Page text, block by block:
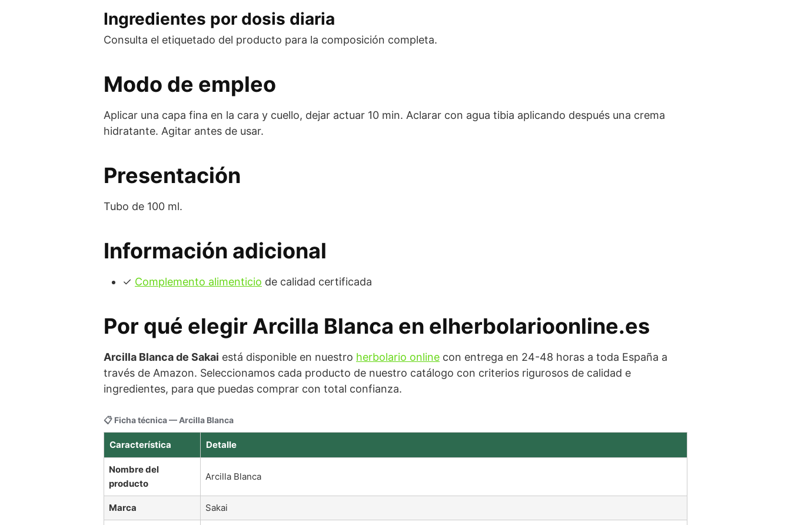
Ingredientes por dosis diaria
Consulta el etiquetado del producto para la composición completa.
Modo de empleo
Aplicar una capa fina en la cara y cuello, dejar actuar 10 min. Aclarar con agua tibia aplicando después una crema
hidratante. Agitar antes de usar.
Presentación
Tubo de 100 ml.
Información adicional
✓ Complemento alimenticio de calidad certificada
Por qué elegir Arcilla Blanca en elherbolarioonline.es
Arcilla Blanca de Sakai está disponible en nuestro herbolario online con entrega en 24-48 horas a toda España a
través de Amazon. Seleccionamos cada producto de nuestro catálogo con criterios rigurosos de calidad e
ingredientes, para que puedas comprar con total confianza.
📋 Ficha técnica — Arcilla Blanca
Característica Detalle
Nombre del
producto
Arcilla Blanca
Marca Sakai